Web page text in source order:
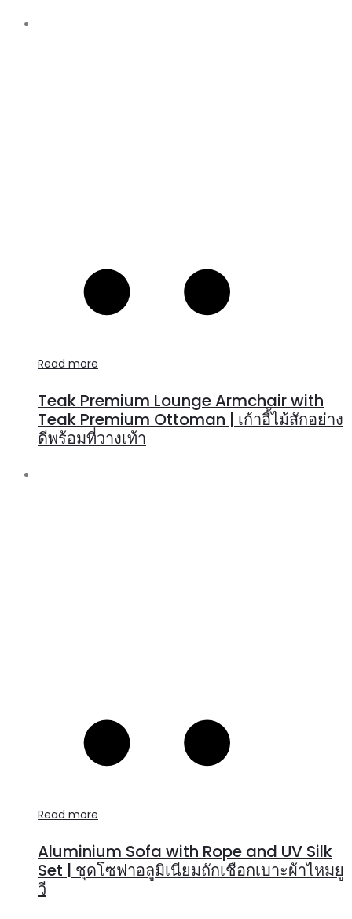
Read more
Teak Premium Lounge Armchair with
Teak Premium Ottoman | เก้าอี้ไม้สักอย่าง
ดีพร้อมที่วางเท้า
Read more
Aluminium Sofa with Rope and UV Silk
Set | ชุดโซฟาอลูมิเนียมถักเชือกเบาะผ้าไหมยู
วี